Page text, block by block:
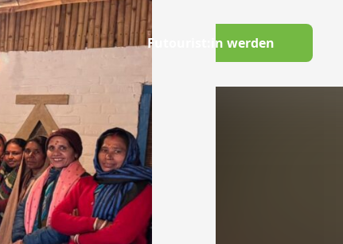
Switch to EnglishFutourist:in werden